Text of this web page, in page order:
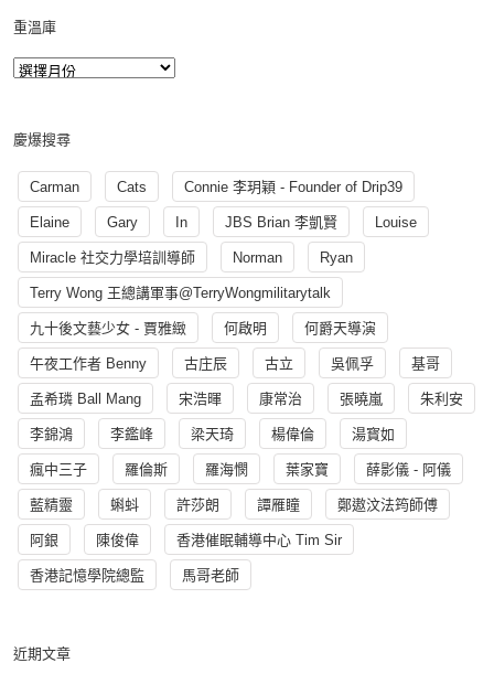
重溫庫
慶爆搜尋
Carman Cats Connie 李玥穎 - Founder of Drip39
Elaine Gary In JBS Brian 李凱賢 Louise
Miracle 社交力學培訓導師 Norman Ryan
Terry Wong 王總講軍事@TerryWongmilitarytalk
九十後文藝少女 - 賈雅緻 何啟明 何爵天導演
午夜工作者 Benny 古庄辰 古立 吳佩孚 基哥
孟希璘 Ball Mang 宋浩暉 康常治 張曉嵐 朱利安
李錦鴻 李鑑峰 梁天琦 楊偉倫 湯寳如
瘋中三子 羅倫斯 羅海憫 葉家寶 薛影儀 - 阿儀
藍精靈 蝌蚪 許莎朗 譚雁瞳 鄭遨汶法筠師傅
阿銀 陳俊偉 香港催眠輔導中心 Tim Sir
香港記憶學院總監 馬哥老師
近期文章